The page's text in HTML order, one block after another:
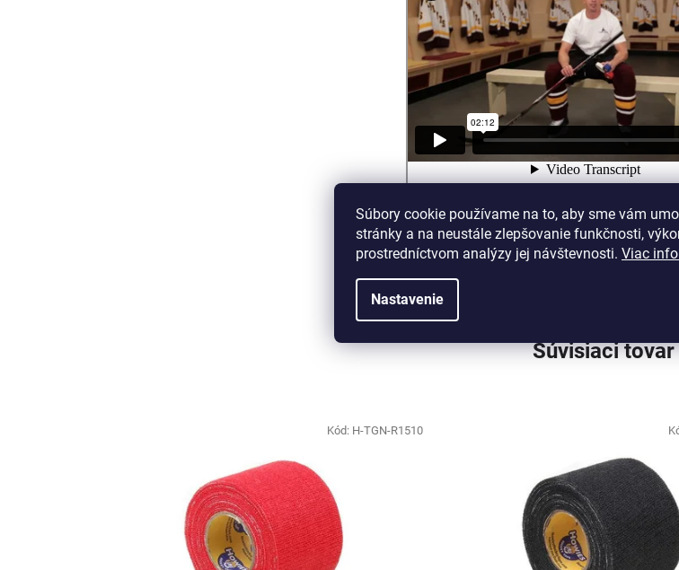
Súbory cookie používame na to, aby sme vám
stránky a na neustále zlepšovanie funkčnosti,
prostredníctvom analýzy jej návštevnosti. Viac
Nastavenie
Súvisiaci tovar
Kód: H-TGN-R1510